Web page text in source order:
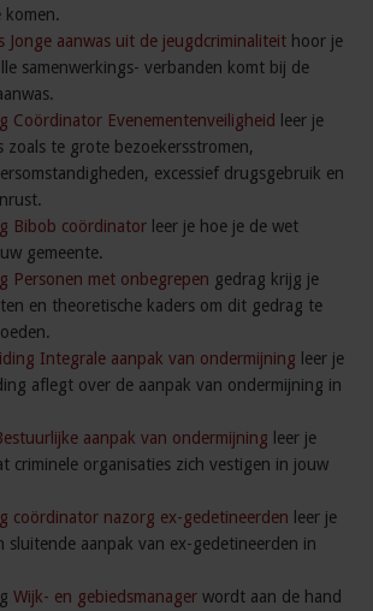
komen.
Jonge aanwas uit de jeugdcriminaliteit hoor je
samenwerkings- verbanden komt bij de
Coördinator Evenementenveiligheid
leer je
zoals te grote bezoekersstromen,
excessief drugsgebruik en
Bibob coördinator leer je hoe je de wet
gemeente.
Personen met onbegrepen gedrag krijg je
en theoretische kaders om dit gedrag te
Integrale aanpak van ondermijning leer je
aflegt over de aanpak van ondermijning in
aanpak van ondermijning leer je
criminele organisaties zich vestigen in jouw
coördinator nazorg ex-gedetineerden leer je
sluitende aanpak van ex-gedetineerden in
Wijk- en gebiedsmanager wordt aan de hand